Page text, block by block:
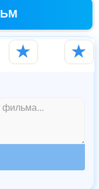
★ ★